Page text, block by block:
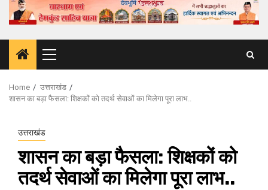
Primary
Menu
Home
उत्तराखंड
शासन का बड़ा फैसला: शिक्षकों को तदर्थ सेवाओं का मिलेगा पूरा लाभ..
उत्तराखंड
शासन का बड़ा फैसला: शिक्षकों को
तदर्थ सेवाओं का मिलेगा पूरा लाभ..